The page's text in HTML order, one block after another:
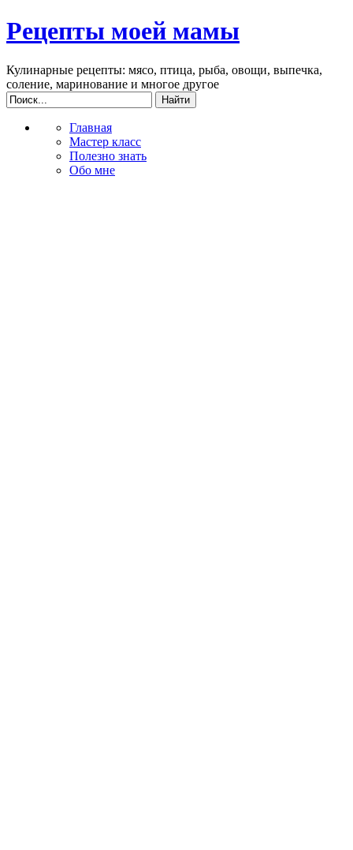
Рецепты моей мамы
Кулинарные рецепты: мясо, птица, рыба, овощи, выпечка,
соление, маринование и многое другое
Главная
Мастер класс
Полезно знать
Обо мне